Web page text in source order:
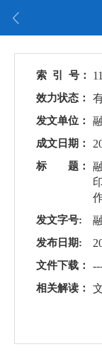
索 引 号：
效力状态：
发文单位：
成文日期：
标 题：
发文字号:
发布日期:
文件下载：
相关解读：